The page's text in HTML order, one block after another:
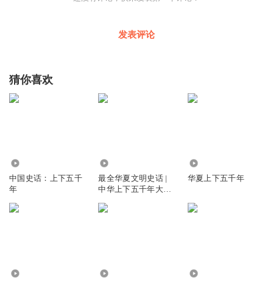
发表评论
猜你喜欢
中国史话：上下五千
年
最全华夏文明史话 |
中华上下五千年大全
华夏上下五千年